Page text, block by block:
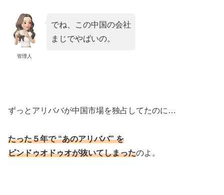
管理人
でね、この中国の会社
まじでやばいの。
ずっとアリババが中国市場を独占してたのに…
たった５年で “あのアリババ” を
ピンドゥオドゥオが抜いてしまったのよ。